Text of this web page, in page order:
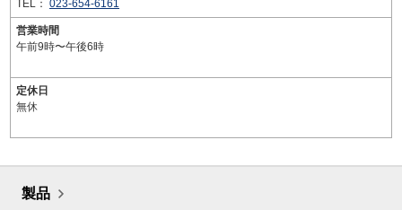
TEL： 023-654-6161
営業時間
午前9時〜午後6時
定休日
無休
製品